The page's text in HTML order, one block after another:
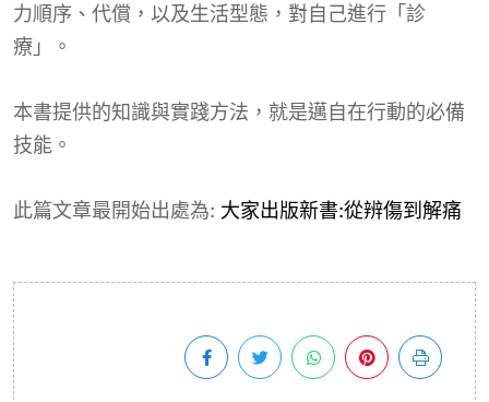
力順序、代償，以及生活型態，對自己進行「診
療」。
本書提供的知識與實踐方法，就是邁自在行動的必備
技能。
此篇文章最開始出處為: 大家出版新書:從辨傷到解痛